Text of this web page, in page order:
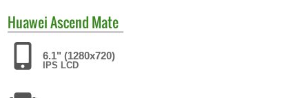
HuaweiAscend Mate
6.1" (1280x720)
IPS LCD